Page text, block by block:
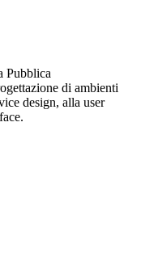
Pubblica
di ambienti
design, alla user